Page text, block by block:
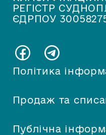
Політика
Продаж та
Публічна
РЕГІСТР
ЄДРПОУ